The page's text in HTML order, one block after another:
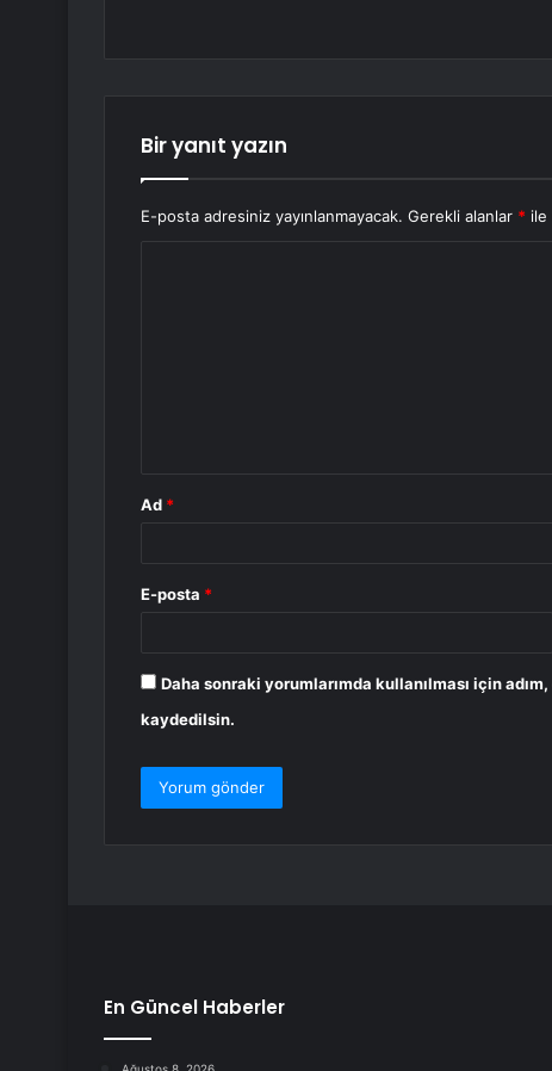
Bir yanıt yazın
E-posta adresiniz yayınlanmayacak. Gerekli alanlar * ile
Ad *
E-posta *
Daha sonraki yorumlarımda kullanılması için
kaydedilsin.
En Güncel Haberler